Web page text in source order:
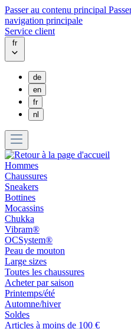
Passer au contenu principal
navigation principale
Service client
fr
de
en
fr
nl
Hommes
Chaussures
Sneakers
Bottines
Mocassins
Chukka
Vibram®
OCSystem®
Peau de mouton
Large sizes
Toutes les chaussures
Acheter par saison
Printemps/été
Automne/hiver
Soldes
Articles à moins de 100 €